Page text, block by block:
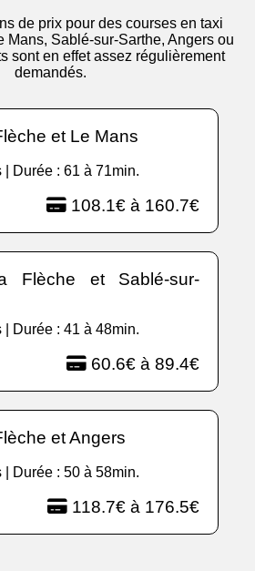
de prix pour des courses en taxi
Mans, Sablé-sur-Sarthe, Angers ou
sont en effet assez régulièrement
demandés.
et Le Mans
| Durée : 61 à 71min.
108.1€ à 160.7€
et Sablé-sur-
| Durée : 41 à 48min.
60.6€ à 89.4€
et Angers
| Durée : 50 à 58min.
118.7€ à 176.5€